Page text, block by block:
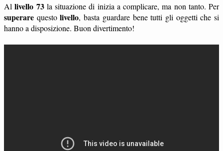
Allivello 73la situazione di inizia a complicare, ma non tanto. Per
superare questolivello, basta guardare bene tutti gli oggetti che si
hanno a disposizione. Buon divertimento!